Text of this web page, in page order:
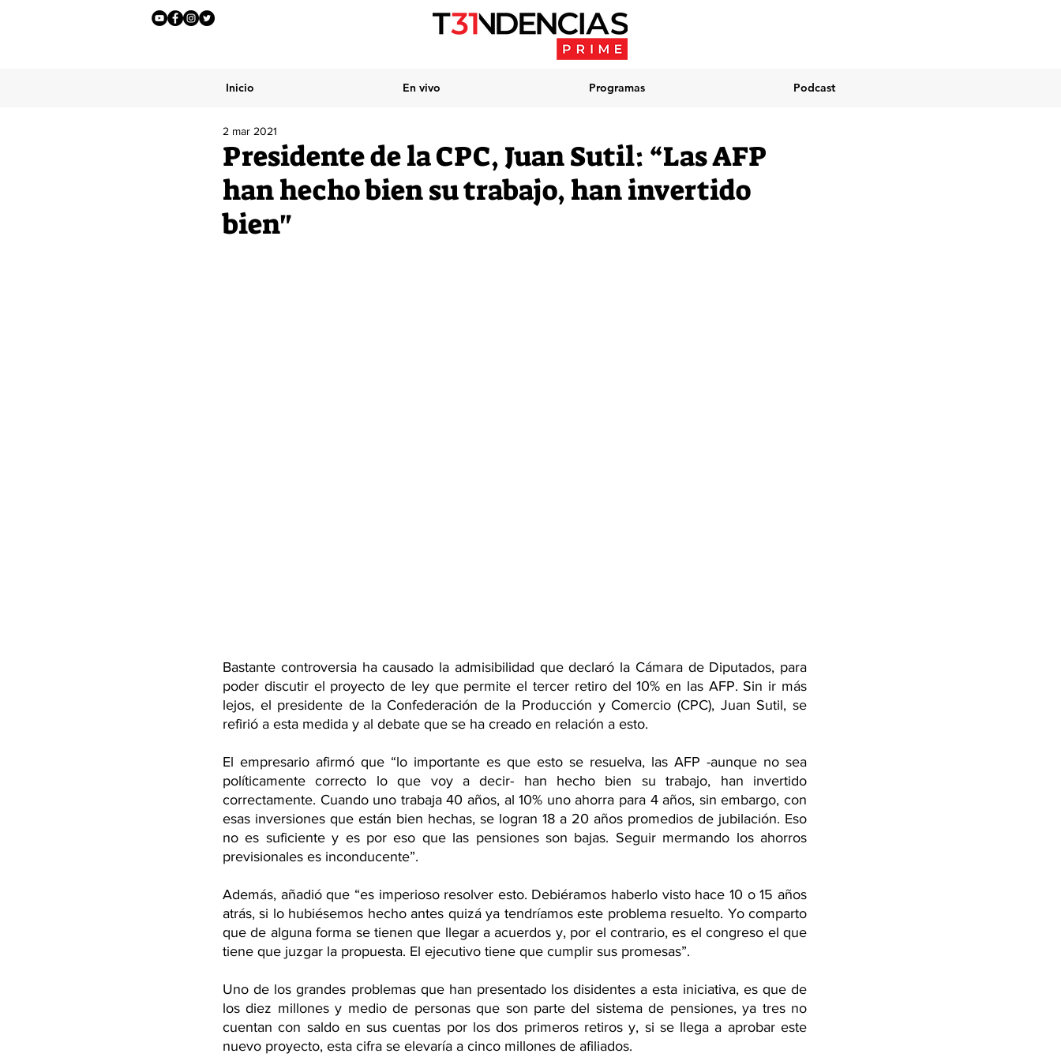
Inicio En vivo Programas Podcast
Presidente de la CPC, Juan Sutil: “Las AFP
han hecho bien su trabajo, han invertido
bien"
2 mar 2021
Bastante controversia ha causado la admisibilidad que declaró la Cámara de Diputados, para
poder discutir el proyecto de ley que permite el tercer retiro del 10% en las AFP. Sin ir más
lejos, el presidente de la Confederación de la Producción y Comercio (CPC), Juan Sutil, se
refirió a esta medida y al debate que se ha creado en relación a esto.
El empresario afirmó que “lo importante es que esto se resuelva, las AFP -aunque no sea
políticamente correcto lo que voy a decir- han hecho bien su trabajo, han invertido
correctamente. Cuando uno trabaja 40 años, al 10% uno ahorra para 4 años, sin embargo, con
esas inversiones que están bien hechas, se logran 18 a 20 años promedios de jubilación. Eso
no es suficiente y es por eso que las pensiones son bajas. Seguir mermando los ahorros
previsionales es inconducente”.
Además, añadió que “es imperioso resolver esto. Debiéramos haberlo visto hace 10 o 15 años
atrás, si lo hubiésemos hecho antes quizá ya tendríamos este problema resuelto. Yo comparto
que de alguna forma se tienen que llegar a acuerdos y, por el contrario, es el congreso el que
tiene que juzgar la propuesta. El ejecutivo tiene que cumplir sus promesas”.
Uno de los grandes problemas que han presentado los disidentes a esta iniciativa, es que de
los diez millones y medio de personas que son parte del sistema de pensiones, ya tres no
cuentan con saldo en sus cuentas por los dos primeros retiros y, si se llega a aprobar este
nuevo proyecto, esta cifra se elevaría a cinco millones de afiliados.